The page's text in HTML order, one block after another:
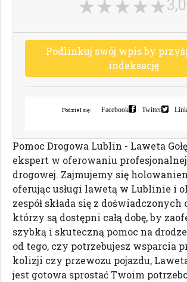
Podlinkuj swój wpisby przyś
indeksację
Podziel się: Facebook Twitter
Pomoc Drogowa Lublin - Laweta
ekspert w oferowaniu
drogowej. Zajmujemy się
oferując usługi lawetą w Lublinie i
zespół składa się z doświadczonych
którzy są dostępni całą dobę, by
szybką i skuteczną pomoc na
od tego, czy potrzebujesz wsparcia
kolizji czy przewozu pojazdu,
jest gotowa sprostać Twoim